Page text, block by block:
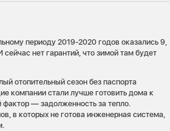
периоду 2019-2020 годов оказались 9,
нет гарантий, что зимой там будет
отопительный сезон без паспорта
компании стали лучше готовить дома к
фактор — задолженность за тепло.
в которых не готова инженерная система,